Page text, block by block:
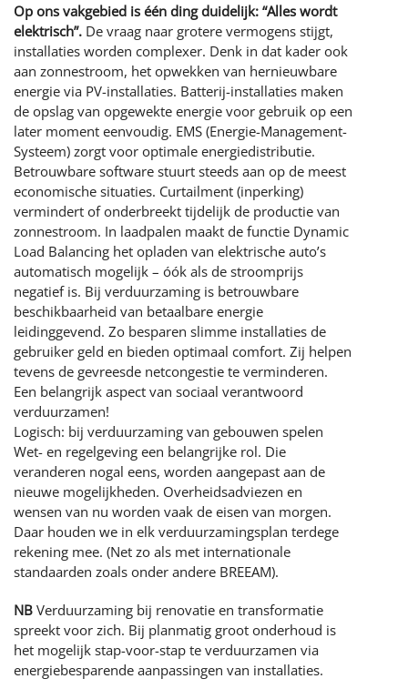
Op ons vakgebied is één ding duidelijk: “Alles wordt
elektrisch”. De vraag naar grotere vermogens stijgt,
installaties worden complexer. Denk in dat kader ook
aan zonnestroom, het opwekken van hernieuwbare
energie via PV-installaties. Batterij-installaties maken
de opslag van opgewekte energie voor gebruik op een
later moment eenvoudig. EMS (Energie-Management-
Systeem) zorgt voor optimale energiedistributie.
Betrouwbare software stuurt steeds aan op de meest
economische situaties. Curtailment (inperking)
vermindert of onderbreekt tijdelijk de productie van
zonnestroom. In laadpalen maakt de functie Dynamic
Load Balancing het opladen van elektrische auto’s
automatisch mogelijk – óók als de stroomprijs
negatief is. Bij verduurzaming is betrouwbare
beschikbaarheid van betaalbare energie
leidinggevend. Zo besparen slimme installaties de
gebruiker geld en bieden optimaal comfort. Zij helpen
tevens de gevreesde netcongestie te verminderen.
Een belangrijk aspect van sociaal verantwoord
verduurzamen!
Logisch: bij verduurzaming van gebouwen spelen
Wet- en regelgeving een belangrijke rol. Die
veranderen nogal eens, worden aangepast aan de
nieuwe mogelijkheden. Overheidsadviezen en
wensen van nu worden vaak de eisen van morgen.
Daar houden we in elk verduurzamingsplan terdege
rekening mee. (Net zo als met internationale
standaarden zoals onder andere BREEAM).
NB Verduurzaming bij renovatie en transformatie
spreekt voor zich. Bij planmatig groot onderhoud is
het mogelijk stap-voor-stap te verduurzamen via
energiebesparende aanpassingen van installaties.